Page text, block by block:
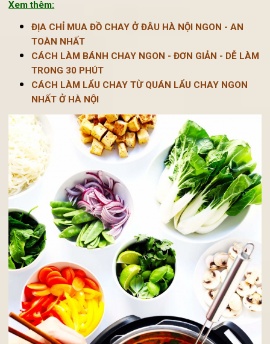
chế độ ăn chay có được món lẩu chua ngọt đúng vị tại
Xem thêm:
ĐỊA CHỈ MUA ĐỒ CHAY Ở ĐÂU HÀ NỘI NGON - AN
TOÀN NHẤT
CÁCH LÀM BÁNH CHAY NGON - ĐƠN GIẢN - DỄ
TRONG 30 PHÚT
CÁCH LÀM LẨU CHAY TỪ QUÁN LẨU CHAY NGON
NHẤT Ở HÀ NỘI